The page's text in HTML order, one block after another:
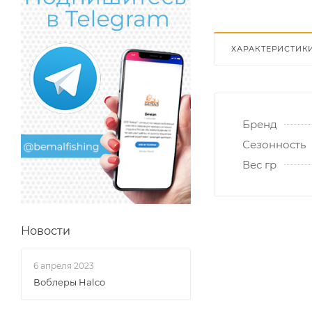
Бренд
Сезонность
Вес гр
Новости
6 апреля 2023
Воблеры Halco